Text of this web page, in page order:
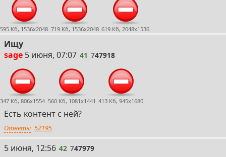
595 Кб, 1536x2048 719 Кб, 1536x2048 619 Кб, 2048x1536
Ищу
sage 41
5 июня, 07:07 41 747918
347 Кб, 806x1554 560 Кб, 1081x1441 413 Кб, 945x1680
Есть контент с ней?
Ответы 52195
42
5 июня, 12:56 42 747979